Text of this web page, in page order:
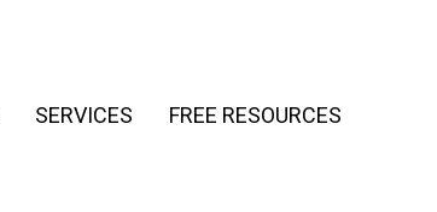
SERVICES FREE RESOURCES